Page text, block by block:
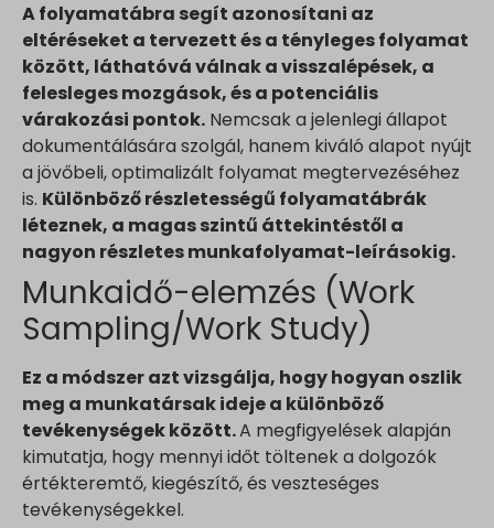
A folyamatábra segít azonosítani az
eltéréseket a tervezett és a tényleges folyamat
között, láthatóvá válnak a visszalépések, a
felesleges mozgások, és a potenciális
várakozási pontok. Nemcsak a jelenlegi állapot
dokumentálására szolgál, hanem kiváló alapot nyújt
a jövőbeli, optimalizált folyamat megtervezéséhez
is. Különböző részletességű folyamatábrák
léteznek, a magas szintű áttekintéstől a
nagyon részletes munkafolyamat-leírásokig.
Munkaidő-elemzés (Work
Sampling/Work Study)
Ez a módszer azt vizsgálja, hogy hogyan oszlik
meg a munkatársak ideje a különböző
tevékenységek között.A megfigyelések alapján
kimutatja, hogy mennyi időt töltenek a dolgozók
értékteremtő, kiegészítő, és veszteséges
tevékenységekkel.